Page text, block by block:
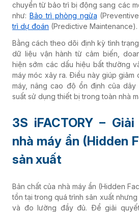
chuyển từ bảo trì bị động sang các
như: Bảo trì phòng ngừa
trì dự đoán (Predictive Maintenance).
Bằng cách theo dõi định kỳ tình
dữ liệu vận hành từ cảm biến,
hiện sớm các dấu hiệu bất thường
máy móc xảy ra. Điều này giúp giảm
máy, nâng cao độ ổn định của
suất sử dụng thiết bị trong toàn nhà
3S iFACTORY –
nhà máy ẩn (Hidden
sản xuất
Bản chất của nhà máy ẩn (Hidden
tồn tại trong quá trình sản xuất
và đo lường đầy đủ. Để giải